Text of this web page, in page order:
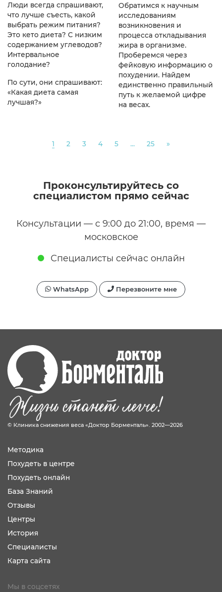
Люди всегда спрашивают,
что лучше съесть, какой
выбрать режим питания?
Это кето диета? С низким
содержанием углеводов?
Интервальное
голодание?
По сути, они спрашивают:
«Какая диета самая
лучшая?»
Обратимся к научным
исследованиям
возникновения и
процесса откладывания
жира в организме.
Проберемся через
фейковую информацию о
похудении. Найдем
единственно правильный
путь к желаемой цифре
на весах.
1 2 3 4 5 ... 25 »
Проконсультируйтесь со
специалистом прямо сейчас
Консультации — с 9:00 до 21:00, время —
московское
Специалисты сейчас онлайн
WhatsApp Перезвоните мне
© Клиника снижения веса «Доктор Борменталь». 2002—2026
Методика
Похудеть в центре
Похудеть онлайн
База Знаний
Отзывы
Центры
История
Специалисты
Карта сайта
Мы в соцсетях